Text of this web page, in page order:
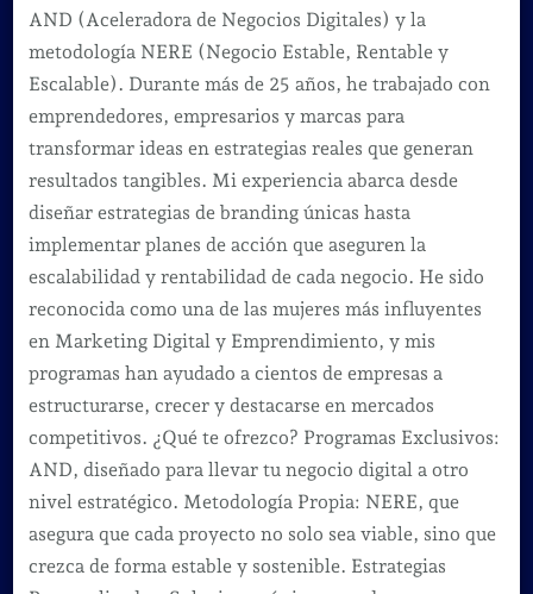
AND (Aceleradora de Negocios Digitales) y la
metodología NERE (Negocio Estable, Rentable y
Escalable). Durante más de 25 años, he trabajado con
emprendedores, empresarios y marcas para
transformar ideas en estrategias reales que generan
resultados tangibles. Mi experiencia abarca desde
diseñar estrategias de branding únicas hasta
implementar planes de acción que aseguren la
escalabilidad y rentabilidad de cada negocio. He sido
reconocida como una de las mujeres más influyentes
en Marketing Digital y Emprendimiento, y mis
programas han ayudado a cientos de empresas a
estructurarse, crecer y destacarse en mercados
competitivos. ¿Qué te ofrezco? Programas Exclusivos:
AND, diseñado para llevar tu negocio digital a otro
nivel estratégico. Metodología Propia: NERE, que
asegura que cada proyecto no solo sea viable, sino que
crezca de forma estable y sostenible. Estrategias